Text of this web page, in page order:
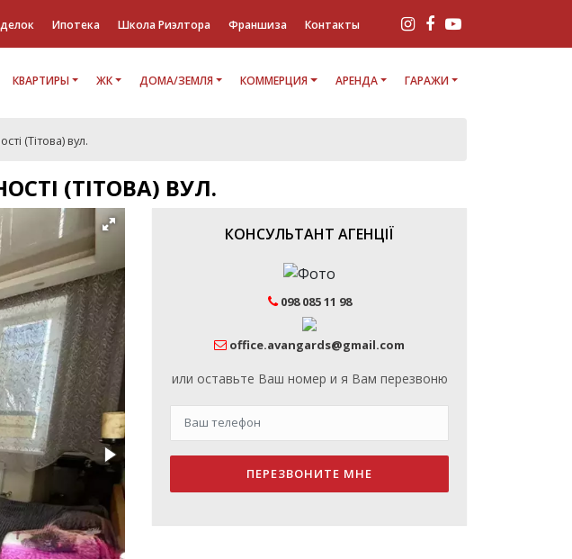
Ипотека Школа Риэлтора Франшиза Контакты
КВАРТИРЫ ЖК ДОМА/ЗЕМЛЯ КОММЕРЦИЯ АРЕНДА ГАРАЖИ
(Тітова) вул.
(ТІТОВА) ВУЛ.
КОНСУЛЬТАНТ АГЕНЦІЇ
098 085 11 98
office.avangards@gmail.com
или оставьте Ваш номер и я Вам перезвоню
ПЕРЕЗВОНИТЕ МНЕ